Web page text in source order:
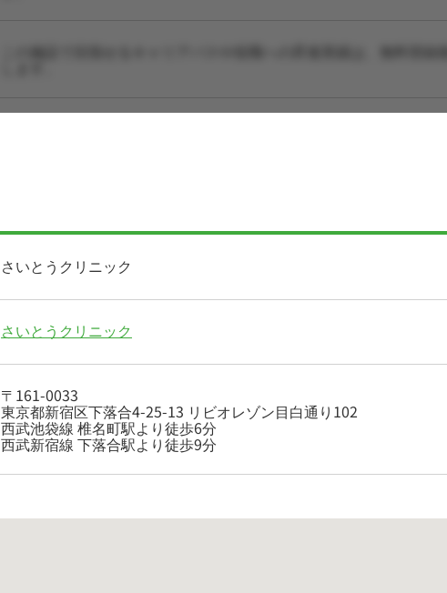
この施設で目指せるキャリアパスや役職への昇進実績は、無料登
さいとうクリニック
さいとうクリニック
〒161-0033
東京都新宿区下落合4-25-13 リビオレゾン目白通り102
西武池袋線 椎名町駅より徒歩6分
西武新宿線 下落合駅より徒歩9分